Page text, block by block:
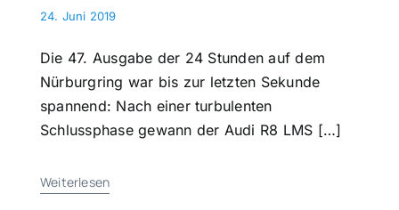
24. Juni 2019
Die 47. Ausgabe der 24 Stunden auf dem
Nürburgring war bis zur letzten Sekunde
spannend: Nach einer turbulenten
Schlussphase gewann der Audi R8 LMS […]
Weiterlesen